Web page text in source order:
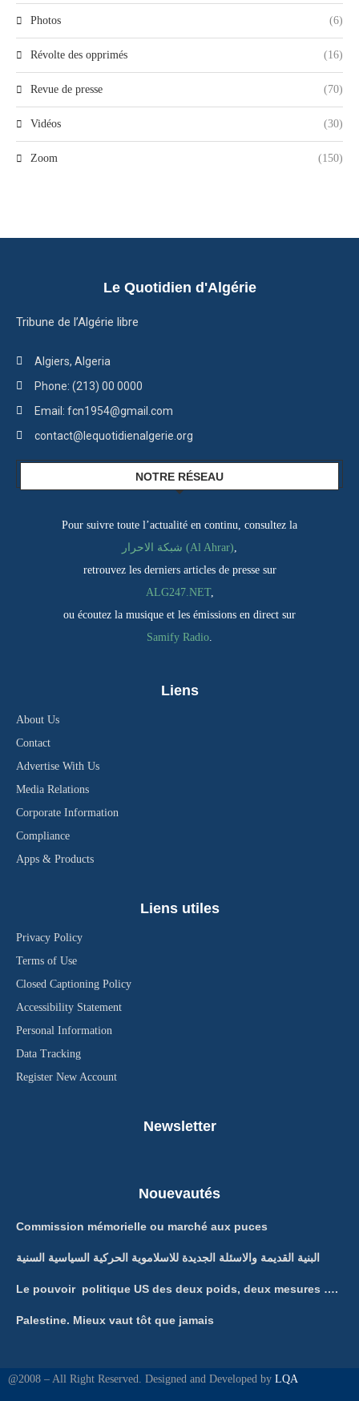
Photos (6)
Révolte des opprimés (16)
Revue de presse (70)
Vidéos (30)
Zoom (150)
Le Quotidien d'Algérie
Tribune de l’Algérie libre
Algiers, Algeria
Phone: (213) 00 0000
Email: fcn1954@gmail.com
contact@lequotidienalgerie.org
NOTRE RÉSEAU
Pour suivre toute l’actualité en continu, consultez la
شبكة الاحرار (Al Ahrar),
retrouvez les derniers articles de presse sur
ALG247.NET,
ou écoutez la musique et les émissions en direct sur
Samify Radio.
Liens
About Us
Contact
Advertise With Us
Media Relations
Corporate Information
Compliance
Apps & Products
Liens utiles
Privacy Policy
Terms of Use
Closed Captioning Policy
Accessibility Statement
Personal Information
Data Tracking
Register New Account
Newsletter
Nouevautés
Commission mémorielle ou marché aux puces
البنية القديمة والاسئلة الجديدة للاسلاموية الحركية السياسية السنية
Le pouvoir politique US des deux poids, deux mesures ….
Palestine. Mieux vaut tôt que jamais
@2008 – All Right Reserved. Designed and Developed by LQA